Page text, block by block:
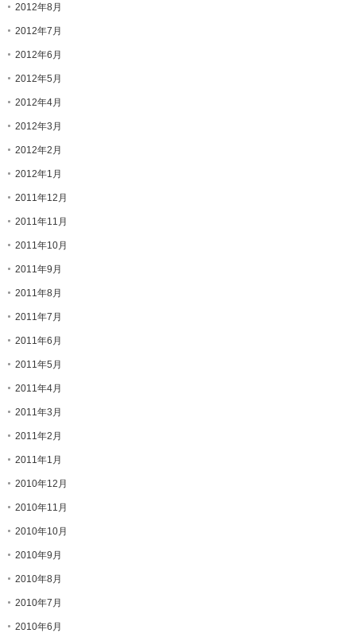
2012年8月
2012年7月
2012年6月
2012年5月
2012年4月
2012年3月
2012年2月
2012年1月
2011年12月
2011年11月
2011年10月
2011年9月
2011年8月
2011年7月
2011年6月
2011年5月
2011年4月
2011年3月
2011年2月
2011年1月
2010年12月
2010年11月
2010年10月
2010年9月
2010年8月
2010年7月
2010年6月